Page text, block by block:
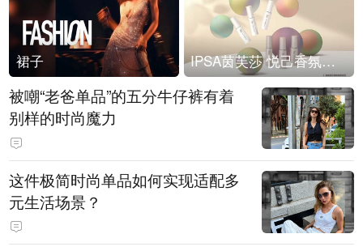
裙子 IPSA茵芙莎 悦己香氛凝露上市
被嘲“老爸单品”的五分牛仔裤有着
别样的时尚魔力
这件极简时尚单品如何实现适配多
元生活场景？